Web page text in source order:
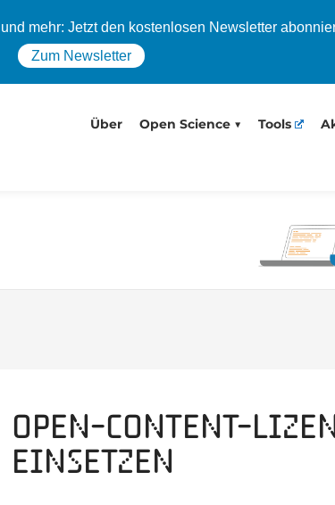
mehr: Jetzt den kostenlosen Newsletter
Zum Newsletter
Über Open Science Tools
Open-Content-
einsetzen